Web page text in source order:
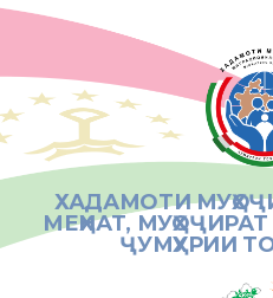
ХАДАМОТИ
МЕҲНАТ,
ҶУМҲУРИИ